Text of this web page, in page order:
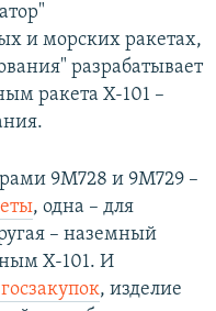
и морских ракетах,
разрабатывает
ракета Х-101 –
9М728 и 9М729 –
, одна – для
– наземный
X-101. И
, изделие